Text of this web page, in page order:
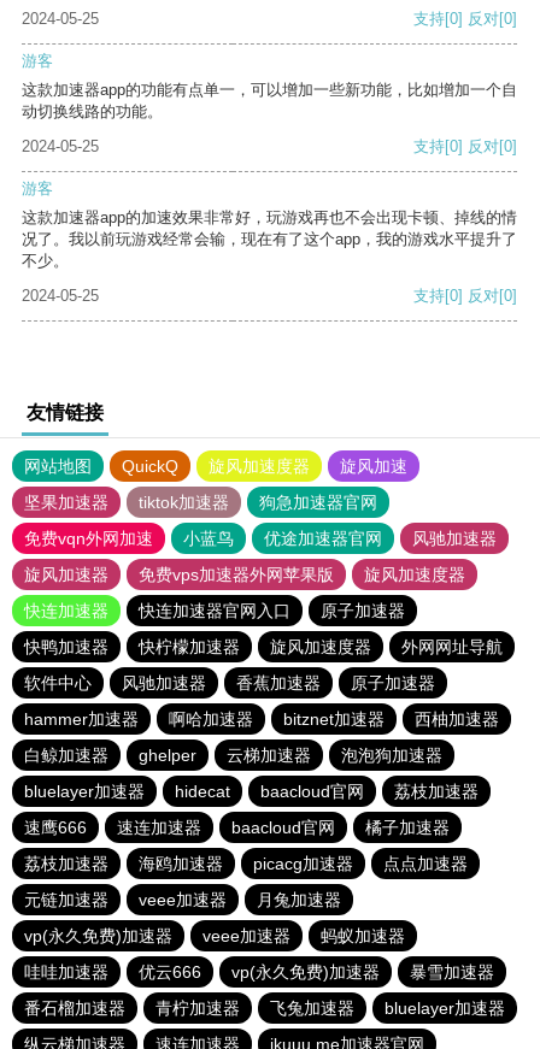
2024-05-25 支持[0] 反对[0]
游客
这款加速器app的功能有点单一，可以增加一些新功能，比如增加一个自
动切换线路的功能。
2024-05-25
支持[0] 反对[0]
游客
这款加速器app的加速效果非常好，玩游戏再也不会出现卡顿、掉线的情
况了。我以前玩游戏经常会输，现在有了这个app，我的游戏水平提升了
不少。
2024-05-25
支持[0] 反对[0]
友情链接
网站地图 QuickQ 旋风加速度器
旋风加速
坚果加速器
tiktok加速器
狗急加速器官网
免费vqn外网加速
小蓝鸟 优途加速器官网
风驰加速器
旋风加速器
免费vps加速器外网苹果版
旋风加速度器
快连加速器
快连加速器官网入口
原子加速器
快鸭加速器
快柠檬加速器 旋风加速度器
外网网址导航
软件中心
风驰加速器 香蕉加速器
原子加速器
hammer加速器
啊哈加速器 bitznet加速器
西柚加速器
白鲸加速器
ghelper 云梯加速器
泡泡狗加速器
bluelayer加速器
hidecat baacloud官网
荔枝加速器
速鹰666
速连加速器 baacloud官网
橘子加速器
荔枝加速器
海鸥加速器 picacg加速器
点点加速器
元链加速器
veee加速器
月兔加速器
vp(永久免费)加速器
veee加速器
蚂蚁加速器
哇哇加速器
优云666 vp(永久免费)加速器
暴雪加速器
番石榴加速器
青柠加速器 飞兔加速器
bluelayer加速器
纵云梯加速器
速连加速器 ikuuu.me加速器官网